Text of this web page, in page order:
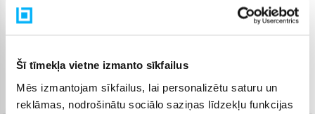
Šī tīmekļa vietne izmanto sīkfailus
Mēs izmantojam sīkfailus, lai personalizētu saturu un
reklāmas, nodrošinātu sociālo saziņas līdzekļu funkcijas